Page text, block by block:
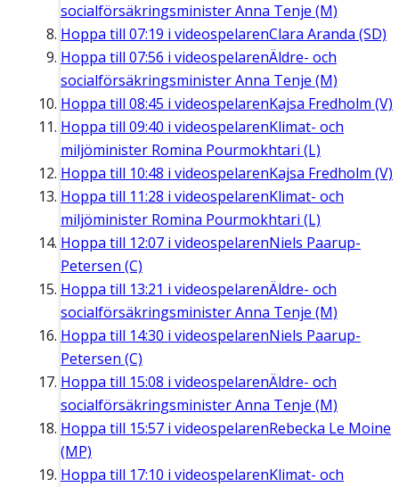
socialförsäkringsminister Anna Tenje (M)
Hoppa till 07:19 i videospelarenClara Aranda (SD)
Hoppa till 07:56 i videospelarenÄldre- och
socialförsäkringsminister Anna Tenje (M)
Hoppa till 08:45 i videospelarenKajsa Fredholm (V)
Hoppa till 09:40 i videospelarenKlimat- och
miljöminister Romina Pourmokhtari (L)
Hoppa till 10:48 i videospelarenKajsa Fredholm (V)
Hoppa till 11:28 i videospelarenKlimat- och
miljöminister Romina Pourmokhtari (L)
Hoppa till 12:07 i videospelarenNiels Paarup-
Petersen (C)
Hoppa till 13:21 i videospelarenÄldre- och
socialförsäkringsminister Anna Tenje (M)
Hoppa till 14:30 i videospelarenNiels Paarup-
Petersen (C)
Hoppa till 15:08 i videospelarenÄldre- och
socialförsäkringsminister Anna Tenje (M)
Hoppa till 15:57 i videospelarenRebecka Le Moine
(MP)
Hoppa till 17:10 i videospelarenKlimat- och